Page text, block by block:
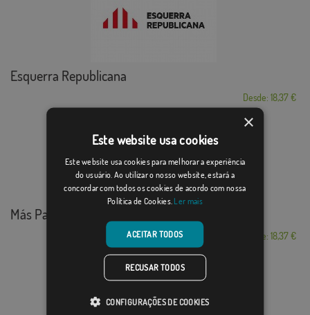
Esquerra Republicana
Desde: 18,37 €
Más País círculo
Desde: 18,37 €
×
Este website usa cookies
Este website usa cookies para melhorar a experiência
do usuário. Ao utilizar o nosso website, estará a
concordar com todos os cookies de acordo com nossa
Política de Cookies. Ler mais
ACEITAR TODOS
RECUSAR TODOS
CONFIGURAÇÕES DE COOKIES